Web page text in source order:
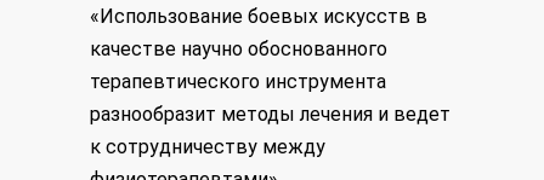
«Использование боевых искусств в
качестве научно обоснованного
терапевтического инструмента
разнообразит методы лечения и ведет
к сотрудничеству между